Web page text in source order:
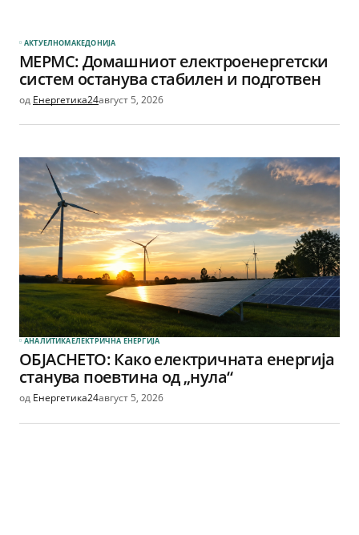
АКТУЕЛНОМАКЕДОНИЈА
МЕРМС: Домашниот електроенергетски
систем останува стабилен и подготвен
од Енергетика24август 5, 2026
АНАЛИТИКАЕЛЕКТРИЧНА ЕНЕРГИЈА
ОБЈАСНЕТО: Како електричната енергија
станува поевтина од „нула“
од Енергетика24август 5, 2026